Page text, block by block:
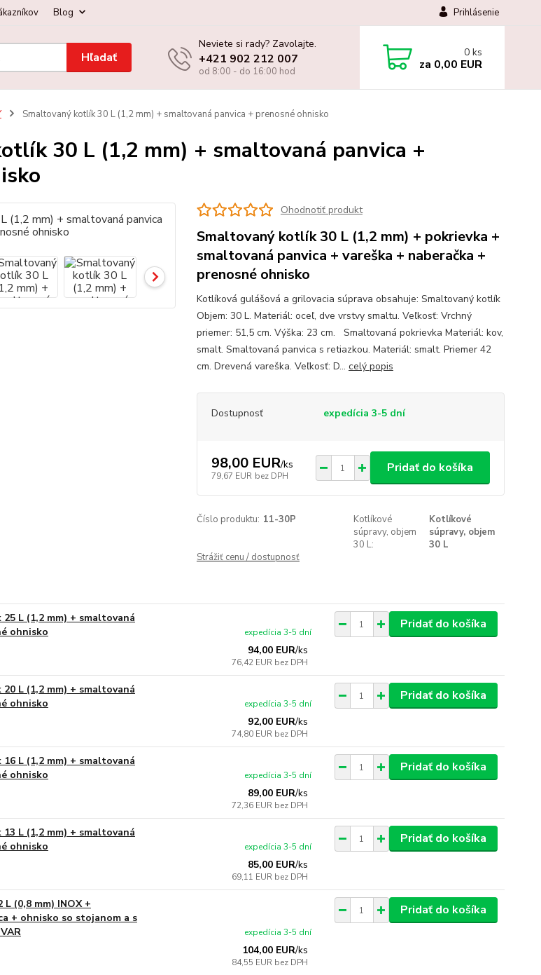
Blog Prihlásenie
Hľadať
Neviete si rady? Zavolajte.
+421 902 212 007
od 8:00 - do 16:00 hod
0 ks
za 0,00 EUR
Smaltovaný kotlík 30 L (1,2 mm) + smaltovaná panvica + prenosné ohnisko
30 L (1,2 mm) + smaltovaná panvica +
Ohodnotiť produkt
Smaltovaný kotlík 30 L (1,2 mm) + pokrievka +
smaltovaná panvica + vareška + naberačka +
prenosné ohnisko
Kotlíková gulášová a grilovacia súprava obsahuje: Smaltovaný kotlík
Objem: 30 L. Materiál: oceľ, dve vrstvy smaltu. Veľkosť: Vrchný
priemer: 51,5 cm. Výška: 23 cm. Smaltovaná pokrievka Materiál: kov,
smalt. Smaltovaná panvica s retiazkou. Materiál: smalt. Priemer 42
cm. Drevená vareška. Veľkosť: D... celý popis
Dostupnosť expedícia 3-5 dní
98,00 EUR/ks
79,67 EUR bez DPH
Pridať do košíka
Číslo produktu: 11-30P
Kotlíkové
súpravy, objem
30 L:
Kotlíkové
súpravy, objem
30 L
Strážiť cenu / dostupnosť
L (1,2 mm) + smaltovaná
ohnisko
94,00 EUR/ks
76,42 EUR bez DPH
expedícia 3-5 dní
Pridať do košíka
L (1,2 mm) + smaltovaná
ohnisko
92,00 EUR/ks
74,80 EUR bez DPH
expedícia 3-5 dní
Pridať do košíka
L (1,2 mm) + smaltovaná
ohnisko
89,00 EUR/ks
72,36 EUR bez DPH
expedícia 3-5 dní
Pridať do košíka
L (1,2 mm) + smaltovaná
ohnisko
85,00 EUR/ks
69,11 EUR bez DPH
expedícia 3-5 dní
Pridať do košíka
(0,8 mm) INOX +
+ ohnisko so stojanom a s
104,00 EUR/ks
84,55 EUR bez DPH
expedícia 3-5 dní
Pridať do košíka